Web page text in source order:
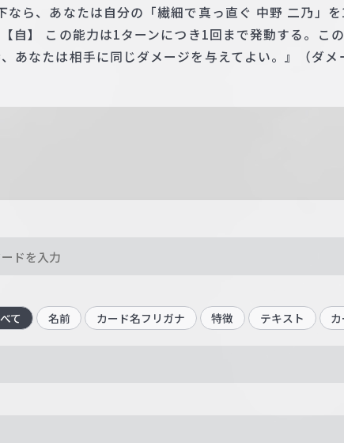
なら、あなたは自分の「繊細で真っ直ぐ 中野 二乃」
自】 この能力は1ターンにつき1回まで発動する。こ
あなたは相手に同じダメージを与えてよい。』（ダメ
て 名前 カード名フリガナ 特徴 テキスト